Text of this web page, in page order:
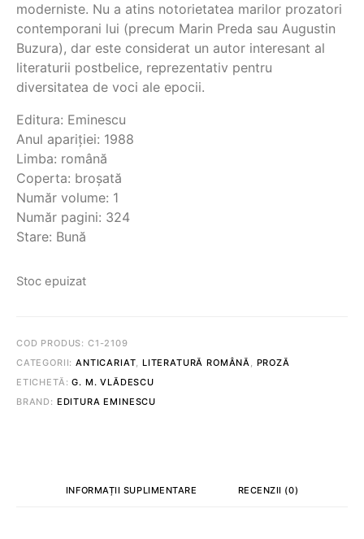
moderniste. Nu a atins notorietatea marilor prozatori
contemporani lui (precum Marin Preda sau Augustin
Buzura), dar este considerat un autor interesant al
literaturii postbelice, reprezentativ pentru
diversitatea de voci ale epocii.
Editura: Eminescu
Anul apariției: 1988
Limba: română
Coperta: broșată
Număr volume: 1
Număr pagini: 324
Stare: Bună
Stoc epuizat
COD PRODUS: C1-2109
CATEGORII:ANTICARIAT, LITERATURĂ ROMÂNĂ, PROZĂ
ETICHETĂ:G. M. VLĂDESCU
BRAND: EDITURA EMINESCU
INFORMAȚII SUPLIMENTARE RECENZII (0)